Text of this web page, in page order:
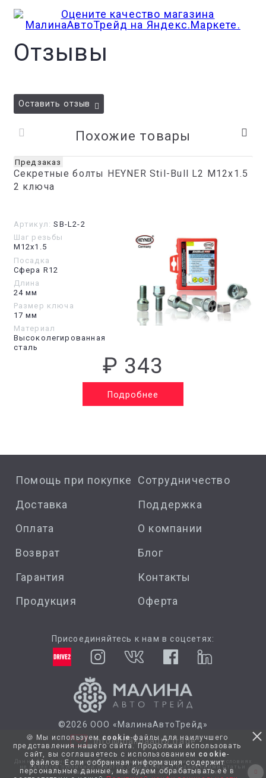
Отзывы
Оставить отзыв
Похожие товары
Секретные болты HEYNER Stil-Bull L2 M12x1.5
2 ключа
Артикул: SB-L2-2
Шаг резьбы
М12х1.5
Посадка
Сфера R12
Длина
24 мм
Размер ключа
17 мм
Материал
Высоколегированная
сталь
Предзаказ
₽ 343
Подробнее
©2026 ООО «МалинаАвтоТрейд»
info@malinaauto.trade
Данный сайт носит информационный характер и ни при каких условиях
не является публичной офертой, определяемой положениями Статьи
437 (2) Гражданского кодекса Российской Федерации.
Помощь при покупке
Доставка
Оплата
Возврат
Гарантия
Продукция
Сотрудничество
Поддержка
О компании
Блог
Контакты
Оферта
Присоединяйтесь к нам в соцсетях:
🍪 Мы используем cookie-файлы для наилучшего
представления нашего сайта. Продолжая использовать
сайт, вы соглашаетесь с использованием cookie-
файлов. Если собранная информация содержит
персональные данные, мы будем обрабатывать её в